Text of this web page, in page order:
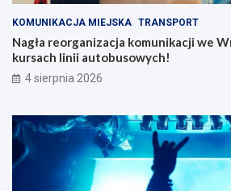
KOMUNIKACJA MIEJSKA TRANSPORT
Nagła reorganizacja komunikacji we
kursach linii autobusowych!
4 sierpnia 2026